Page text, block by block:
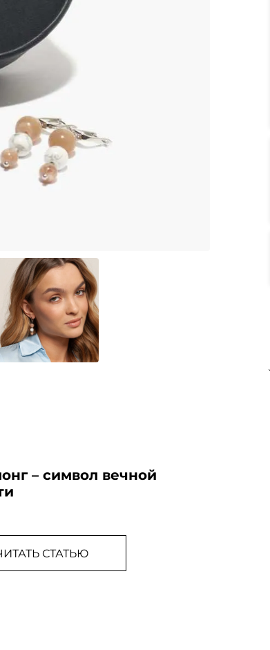
– символ вечной
СТАТЬЮ